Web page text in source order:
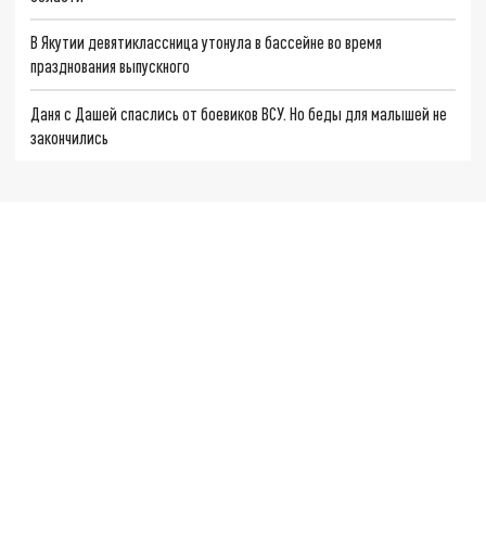
В Якутии девятиклассница утонула в бассейне во время
празднования выпускного
Даня с Дашей спаслись от боевиков ВСУ. Но беды для малышей не
закончились